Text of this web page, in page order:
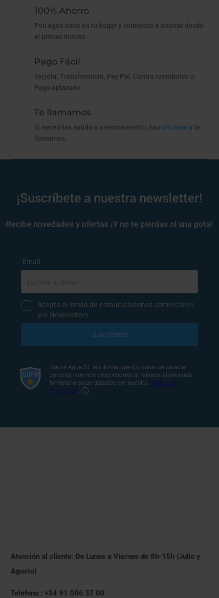
100% Ahorro
Pon agua sana en tu hogar y comienza a ahorrar desde
el primer minuto.
Pago Fácil
Tarjeta, Transferencia, Pay Pal, Contra reembolso o
Pago aplazado.
Te llamamos
Si necesitas ayuda o asesoramiento, haz clic aquíy te
llamamos.
¡Suscríbete a nuestra newsletter!
Recibe novedades y ofertas ¡Y no te pierdas ni una gota!
Atención al cliente: De Lunes a Viernes de 8h-15h (Julio y
Agosto)
Teléfono : +34 91 006 37 00